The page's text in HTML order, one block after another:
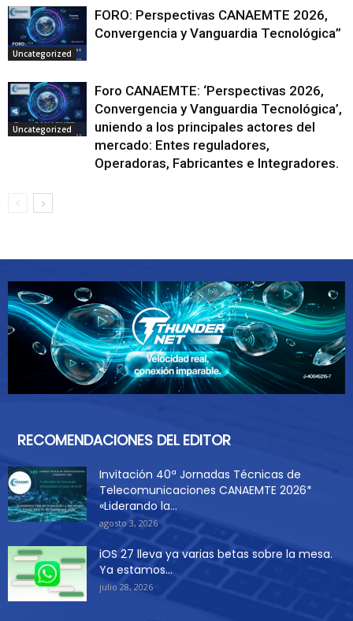
Uncategorized
FORO: Perspectivas CANAEMTE 2026,
Convergencia y Vanguardia Tecnológica”
Uncategorized
Foro CANAEMTE: ‘Perspectivas 2026,
Convergencia y Vanguardia Tecnológica’,
uniendo a los principales actores del
mercado: Entes reguladores,
Operadoras, Fabricantes e Integradores.
RECOMENDACIONES DEL EDITOR
Invitación 40ª Jornadas Técnicas de
Telecomunicaciones CANAEMTE 2026*
«Liderando la...
agosto 3, 2026
iOS 27 lleva ya varias betas sobre la mesa.
Ya estamos...
julio 28, 2026